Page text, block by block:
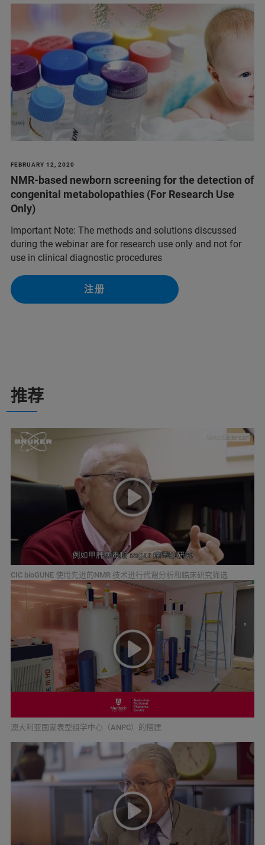
FEBRUARY 12, 2020
NMR-based newborn screening for the detection of
congenital metabolopathies (For Research Use
Only)
Important Note: The methods and solutions discussed
during the webinar are for research use only and not for
use in clinical diagnostic procedures
注册
推荐
CIC bioGUNE 使用先进的NMR 技术进行代谢分析和临床研究筛选
澳大利亚国家表型组学中心（ANPC）的搭建